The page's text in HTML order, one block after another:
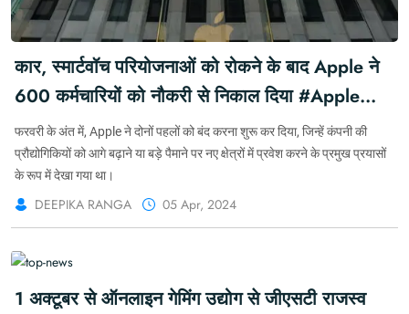
कार, ​​स्मार्टवॉच परियोजनाओं को रोकने के बाद Apple ने
600 कर्मचारियों को नौकरी से निकाल दिया #Apple
#iPhone #SmartWatch #Car #BusinessKhabar
#KFY #KFYNEWS #KHABARFORYOU
#WORLDNEWS
फरवरी के अंत में, Apple ने दोनों पहलों को बंद करना शुरू कर दिया, जिन्हें कंपनी की
प्रौद्योगिकियों को आगे बढ़ाने या बड़े पैमाने पर नए क्षेत्रों में प्रवेश करने के प्रमुख प्रयासों
के रूप में देखा गया था।
DEEPIKA RANGA 05 Apr, 2024
1 अक्टूबर से ऑनलाइन गेमिंग उद्योग से जीएसटी राजस्व